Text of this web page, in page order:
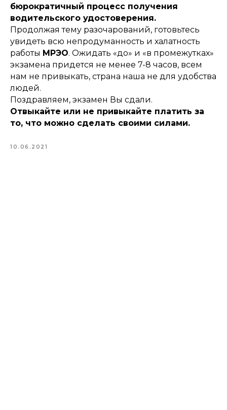
бюрократичный процесс получения
водительского удостоверения.
Продолжая тему разочарований, готовьтесь
увидеть всю непродуманность и халатность
работы МРЭО. Ожидать «до» и «в промежутках»
экзамена придется не менее 7-8 часов, всем
нам не привыкать, страна наша не для удобства
людей.
Поздравляем, экзамен Вы сдали.
Отвыкайте или не привыкайте платить за
то, что можно сделать своими силами.
10.06.2021